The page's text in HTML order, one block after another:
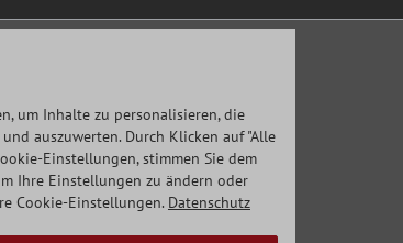
um Inhalte zu personalisieren, die
auszuwerten. Durch Klicken auf "Alle
Einstellungen, stimmen Sie dem
Ihre Einstellungen zu ändern oder
Cookie-Einstellungen. Datenschutz